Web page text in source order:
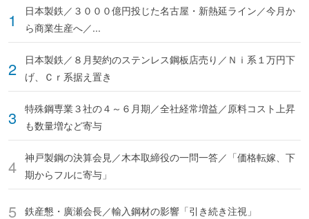
日本製鉄／３０００億円投じた名古屋・新熱延ライン／今月か
ら商業生産へ／...
日本製鉄／８月契約のステンレス鋼板店売り／Ｎｉ系１万円下
げ、Ｃｒ系据え置き
特殊鋼専業３社の４～６月期／全社経常増益／原料コスト上昇
も数量増など寄与
神戸製鋼の決算会見／木本取締役の一問一答／「価格転嫁、下
期からフルに寄与」
鉄産懇・廣瀬会長／輸入鋼材の影響「引き続き注視」